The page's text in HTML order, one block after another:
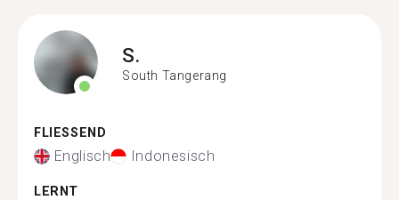
S.
South Tangerang
FLIESSEND
Englisch Indonesisch
LERNT